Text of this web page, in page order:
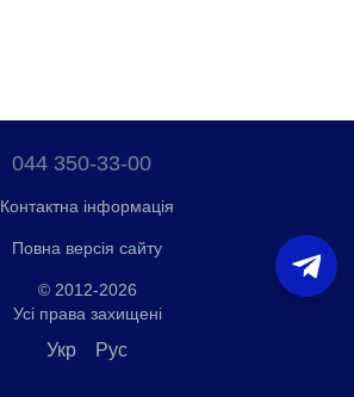
044 350-33-00
Контактна інформація
Повна версія сайту
© 2012-2026
Усі права захищені
Укр Рус